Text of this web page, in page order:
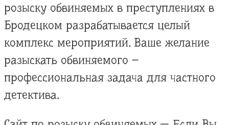
розыску обвиняемых в преступлениях в
Бродецком разрабатывается целый
комплекс мероприятий. Ваше желание
разыскать обвиняемого –
профессиональная задача для частного
детектива.